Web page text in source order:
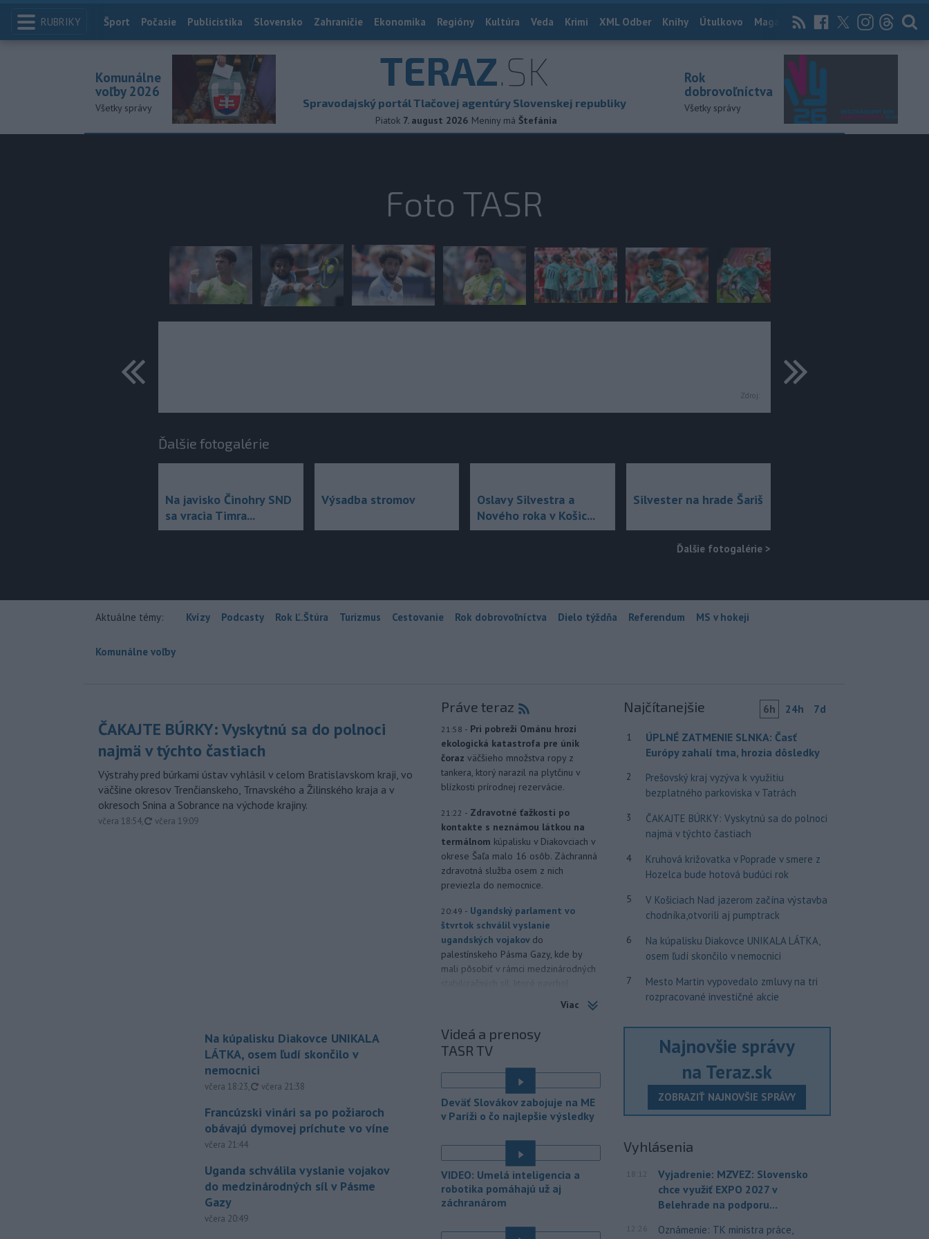
RUBRIKY Index
Šport Počasie Publicistika Slovensko Zahraničie Ekonomika Regióny Kultúra Veda Krimi XML Odber Knihy Útulkovo Magazín News Now Archív
TERAZ.SK
Spravodajský portál Tlačovej agentúry Slovenskej republiky
Piatok 7. august 2026 Meniny má Štefánia
Komunálne
voľby 2026
Všetky správy
Rok
dobrovoľníctva
Všetky správy
Foto TASR
Zdroj:
predchádzajúce ďalšie
Ďalšie fotogalérie
Na javisko Činohry SND
sa vracia Timra...
Výsadba stromov
Oslavy Silvestra a
Nového roka v Košic...
Silvester na hrade Šariš
Ďalšie fotogalérie >
Aktuálne témy: Kvízy Podcasty Rok Ľ.Štúra Turizmus Cestovanie Rok dobrovoľníctva Dielo týždňa Referendum MS v hokeji
Komunálne voľby
ČAKAJTE BÚRKY: Vyskytnú sa do polnoci
najmä v týchto častiach
Výstrahy pred búrkami ústav vyhlásil v celom Bratislavskom kraji, vo
väčšine okresov Trenčianskeho, Trnavského a Žilinského kraja a v
okresoch Snina a Sobrance na východe krajiny.
včera 18:54, aktualizované
včera 19:09
Na kúpalisku Diakovce UNIKALA
LÁTKA, osem ľudí skončilo v
nemocnici
včera 18:23, aktualizované
včera 21:38
Francúzski vinári sa po požiaroch
obávajú dymovej príchute vo víne
včera 21:44
Uganda schválila vyslanie vojakov
do medzinárodných síl v Pásme
Gazy
včera 20:49
Práve teraz
21:58 - Pri pobreží Ománu hrozí
ekologická katastrofa pre únik
čoraz väčšieho množstva ropy z
tankera, ktorý narazil na plytčinu v
blízkosti prírodnej rezervácie.
21:22 - Zdravotné ťažkosti po
kontakte s neznámou látkou na
termálnom kúpalisku v Diakovciach v
okrese Šaľa malo 16 osôb. Záchranná
zdravotná služba osem z nich
previezla do nemocnice.
20:49 - Ugandský parlament vo
štvrtok schválil vyslanie
ugandských vojakov do
palestínskeho Pásma Gazy, kde by
mali pôsobiť v rámci medzinárodných
(FA) stiahla svoju podporu
prezidentovi
futbalovej federácie (FIFA) Giannimu
Infantinovi, ktorý je pod paľbou kritiky
po jeho neúspešnom pláne.
18:54 - Vo štvrtok do polnoci treba
Slovenska počítať s búrkami.
Slovenský hydrometeorologický ústav
(SHMÚ) vydal výstrahy prvého stupňa.
Platia aj v okresoch Snina a Sobrance.
záchrannými zložkami zasahuje na
Viac
Videá a prenosy
TASR TV
Deväť Slovákov zabojuje na ME
v Paríži o čo najlepšie výsledky
VIDEO: Umelá inteligencia a
robotika pomáhajú už aj
záchranárom
Najčítanejšie 6h 24h 7d
1
ÚPLNÉ ZATMENIE SLNKA: Časť
Európy zahalí tma, hrozia dôsledky
2
Prešovský kraj vyzýva k využitiu
bezplatného parkoviska v Tatrách
3
ČAKAJTE BÚRKY: Vyskytnú sa do polnoci
najmä v týchto častiach
4
Kruhová križovatka v Poprade v smere z
Hozelca bude hotová budúci rok
5
V Košiciach Nad jazerom začína výstavba
chodníka,otvorili aj pumptrack
6
Na kúpalisku Diakovce UNIKALA LÁTKA,
osem ľudí skončilo v nemocnici
7
Mesto Martin vypovedalo zmluvy na tri
rozpracované investičné akcie
Najnovšie správy
na Teraz.sk
ZOBRAZIŤ NAJNOVŠIE SPRÁVY
Vyhlásenia
18:12
Vyjadrenie: MZVEZ: Slovensko
chce využiť EXPO 2027 v
Belehrade na podporu...
12:26
Oznámenie: TK ministra práce,